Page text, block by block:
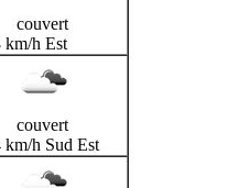
couvert
km/h Est
couvert
km/h Sud Est